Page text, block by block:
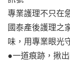
專業護理不只在
國泰產後護理之
味，用專業眼光
●一道痕跡，揪